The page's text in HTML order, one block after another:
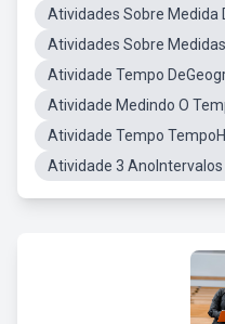
Atividades Sobre Medida
Atividades Sobre
Atividade Tempo
Atividade Medindo O
Atividade Tempo
Atividade 3 AnoIntervalos